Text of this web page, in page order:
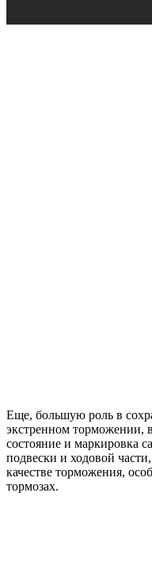
Еще, большую роль в
экстренном торможении,
состояние и маркировка
подвески и ходовой
качестве торможения,
тормозах.